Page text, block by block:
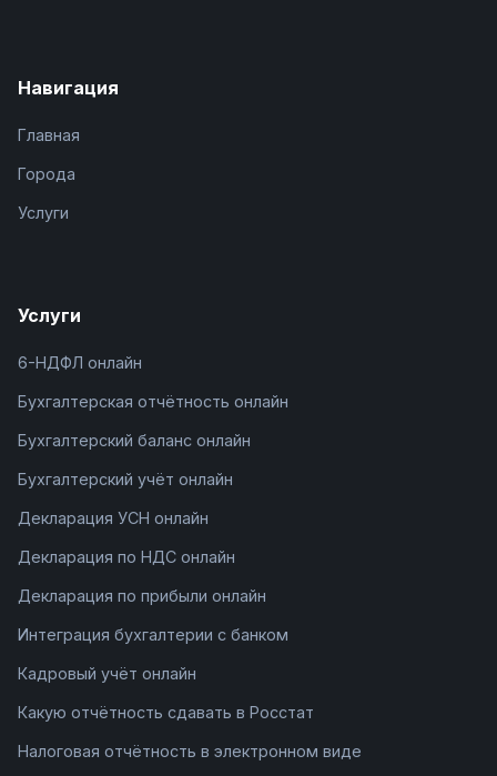
Навигация
Главная
Города
Услуги
Услуги
6-НДФЛ онлайн
Бухгалтерская отчётность онлайн
Бухгалтерский баланс онлайн
Бухгалтерский учёт онлайн
Декларация УСН онлайн
Декларация по НДС онлайн
Декларация по прибыли онлайн
Интеграция бухгалтерии с банком
Кадровый учёт онлайн
Какую отчётность сдавать в Росстат
Налоговая отчётность в электронном виде